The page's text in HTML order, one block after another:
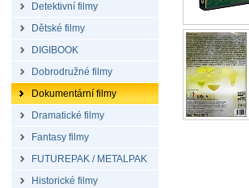
Detektivní filmy
Dětské filmy
DIGIBOOK
Dobrodružné filmy
Dokumentární filmy
Dramatické filmy
Fantasy filmy
FUTUREPAK / METALPAK
Historické filmy